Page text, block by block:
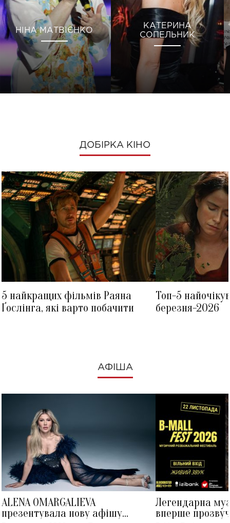
НІНА МАТВІЄНКО
КАТЕРИНА
СОПЕЛЬНИК
ДОБІРКА КІНО
5 найкращих фільмів Раяна
Ґослінга, які варто побачити
Топ-5
березня-2026
АФІША
ALENA OMARGALIEVA
презентувала нову афішу
Легендарна
вперше